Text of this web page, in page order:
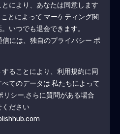
により、あなたは同意します
とによって マーケティング関
いつでも退会できます。
信には、独自のプライバシー ポ
ることにより、利用規約に同
てのデータは 私たちによって
リシー.さらに質問がある場合
ください